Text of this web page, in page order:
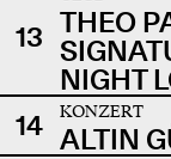
13 THEO
NIGHT
14
KONZERT
ALTIN